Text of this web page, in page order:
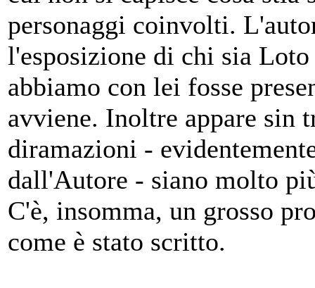
personaggi coinvolti.
l'esposizione di chi sia
abbiamo con lei fosse
avviene. Inoltre appare sin
diramazioni -
dall'Autore - siano molto
C'è, insomma, un grosso
come è stato scritto.